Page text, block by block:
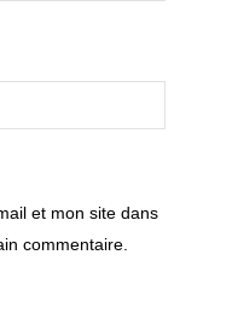
et mon site dans
commentaire.